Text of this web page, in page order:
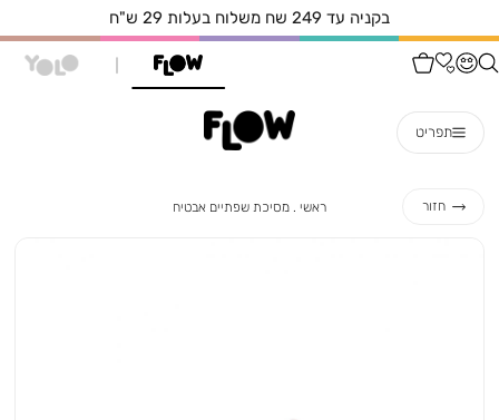
בקניה עד 249 שח משלוח בעלות 29 ש"ח
תפריט
חזור ראשי ראשי
מסיכת שפתיים אבטיח